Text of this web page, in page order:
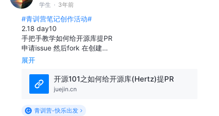
学生 · 3年前
#青训营笔记创作活动#
2.18 day10
手把手教学如何给开源库提PR
申请issue 然后fork 在创建…
展开
开源101之如何给开源库(Hertz)提PR
juejin.cn
青训营-快乐出发